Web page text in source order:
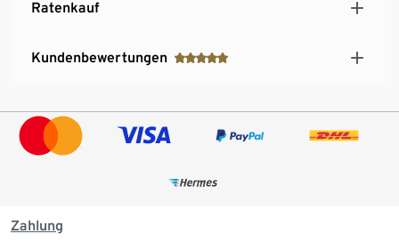
Ratenkauf
Kundenbewertungen
Zahlung